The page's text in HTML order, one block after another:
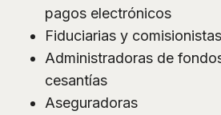
pagos electrónicos
Fiduciarias y
Administradoras de
cesantías
Aseguradoras